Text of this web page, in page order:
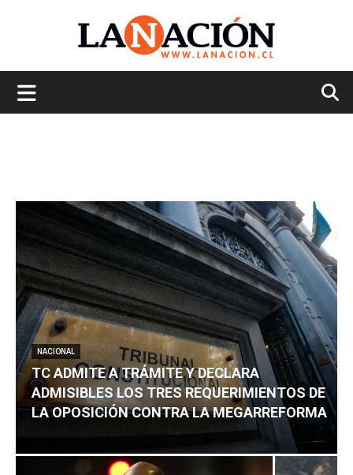
NACIONAL
TC ADMITE A TRÁMITE Y DECLARA
ADMISIBLES LOS TRES REQUERIMIENTOS DE
LA OPOSICIÓN CONTRA LA MEGARREFORMA